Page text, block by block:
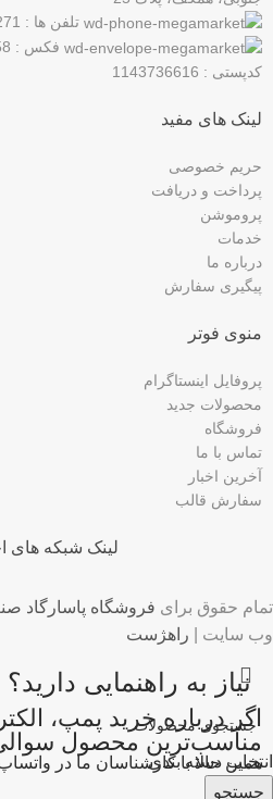
تلفن ها : 33926271-021
فکس : 33113458-021
کدپستی : 1143736616
لینک های مفید
حریم خصوصی
پرداخت و دریافت
پروموشن
خدمات
درباره ما
پیگیری سفارش
منوی فوتر
پروفایل اینستاگرام
محصولات جدید
فروشگاه
تماس با ما
آخرین اخبار
سفارش قالب
لینک شبکه های
تمام حقوق برای فروشگاه پاسارگاد
وب سایت | راهژست
انتخاب دسته بندی
جستجو
نیاز به راهنمایی دارید؟
اگر درباره خرید پمپ،
مناسب‌ترین محصول
همین حالا با کارشناسان ما در